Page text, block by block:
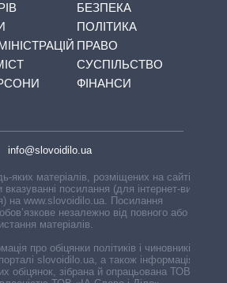
БЕЗПЕКА
ПОЛІТИКА
ПРАВО
СУСПІЛЬСТВО
ФІНАНСИ
info@slovoidilo.ua
яких матеріалів, розміщених на сайті,
посилання (для інтернет-видань
на www.slovoidilo.ua. Посилання
незалежно від повного або
матеріалів.
про обіцянки політиків і чиновників,
slovoidilo.ua, а також інформація про
обіцянок, зібрана й опрацьована ТОВ «ІА